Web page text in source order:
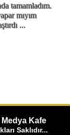
tamamladım.
mıyım
...
Kafe
Saklıdır...